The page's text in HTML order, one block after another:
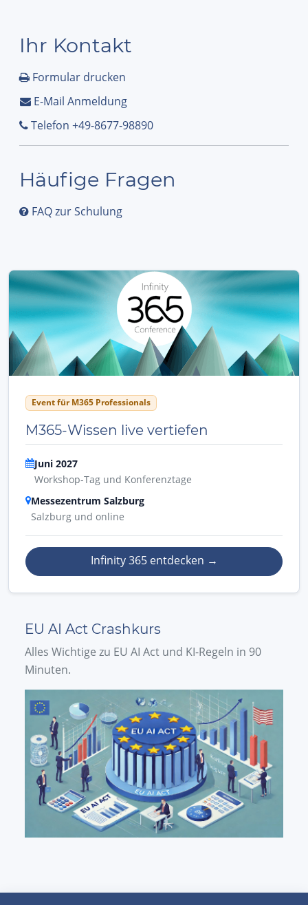
Ihr Kontakt
Formular drucken
E-Mail Anmeldung
Telefon +49-8677-98890
Häufige Fragen
FAQ zur Schulung
Event für M365 Professionals
M365-Wissen live vertiefen
Juni 2027
Workshop-Tag und Konferenztage
Messezentrum Salzburg
Salzburg und online
Infinity 365 entdecken →
EU AI Act Crashkurs
Alles Wichtige zu EU AI Act und KI-Regeln in 90
Minuten.